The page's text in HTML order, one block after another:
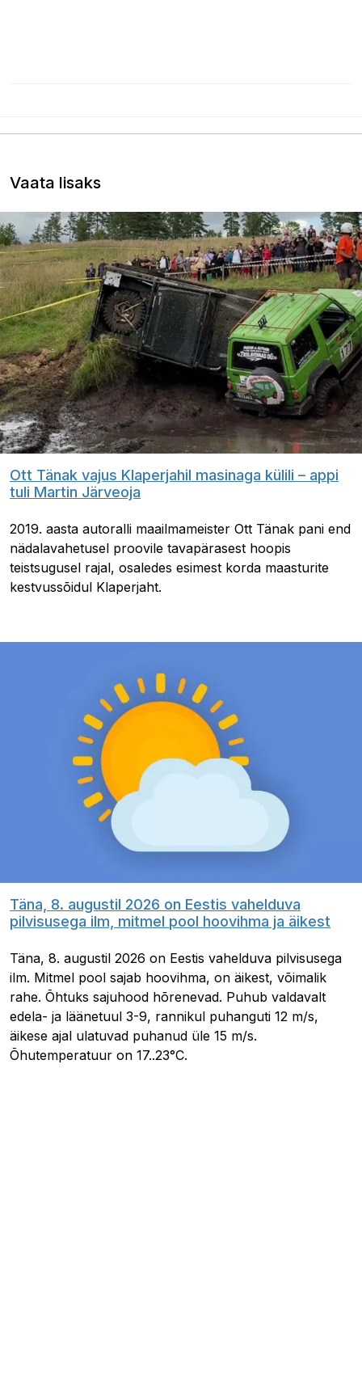
Vaata lisaks
Ott Tänak vajus Klaperjahil masinaga külili – appi
tuli Martin Järveoja
2019. aasta autoralli maailmameister Ott Tänak pani end
nädalavahetusel proovile tavapärasest hoopis
teistsugusel rajal, osaledes esimest korda maasturite
kestvussõidul Klaperjaht.
Täna, 8. augustil 2026 on Eestis vahelduva
pilvisusega ilm, mitmel pool hoovihma ja äikest
Täna, 8. augustil 2026 on Eestis vahelduva pilvisusega
ilm. Mitmel pool sajab hoovihma, on äikest, võimalik
rahe. Õhtuks sajuhood hõrenevad. Puhub valdavalt
edela- ja läänetuul 3-9, rannikul puhanguti 12 m/s,
äikese ajal ulatuvad puhanud üle 15 m/s.
Õhutemperatuur on 17..23°C.